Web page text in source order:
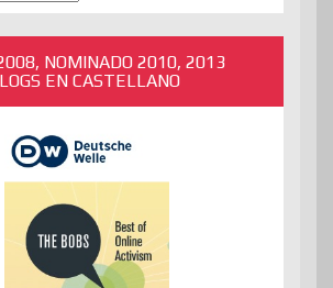
NOMINADO 2010, 2013
EN CASTELLANO